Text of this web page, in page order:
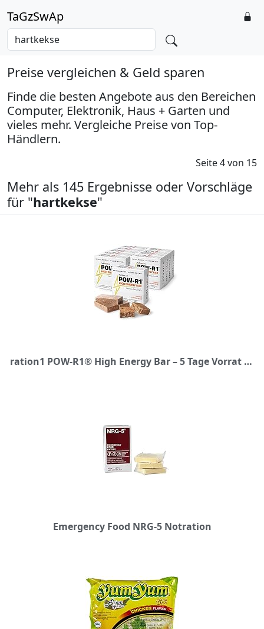
TaGzSwAp
Preise vergleichen & Geld sparen
Finde die besten Angebote aus den Bereichen
Computer, Elektronik, Haus + Garten und
vieles mehr. Vergleiche Preise von Top-
Händlern.
Seite 4 von 15
Mehr als 145 Ergebnisse oder Vorschläge
für "hartkekse"
ration1 POW-R1® High Energy Bar – 5 Tage Vorrat für 1 Erwachsenen – aufgeteilt auf 10 Packungen mit je 4 Energieriegeln (Insgesamt 40 Powerbar Riegel) – Vegan & Laktosefrei!
Emergency Food NRG-5 Notration